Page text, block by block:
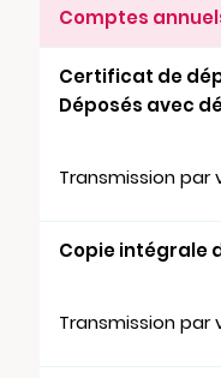
Comptes
Certificat de
Déposés avec
Transmission par
Copie intégrale
Transmission par